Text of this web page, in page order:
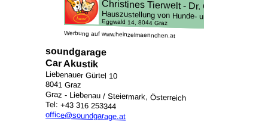
Werbung auf www.heinzelmaennchen.at
soundgarage
Car Akustik
Liebenauer Gürtel 10
8041 Graz
Graz - Liebenau / Steiermark, Österreich
Tel: +43 316 253344
office@soundgarage.at